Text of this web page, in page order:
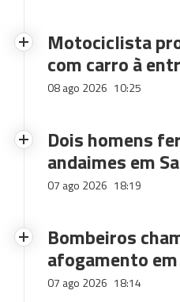
Motociclista
com carro à
08 ago 2026 10:25
Dois homens
andaimes em
07 ago 2026 18:19
Bombeiros
afogamento
07 ago 2026 18:14